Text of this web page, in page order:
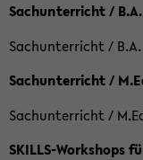
Sachunterricht / B.A.
Sachunterricht /
Sachunterricht /
Sachunterricht /
SKILLS-Workshops